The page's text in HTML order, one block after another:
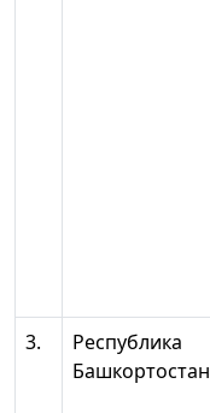
3.
Республика
Башкортостан